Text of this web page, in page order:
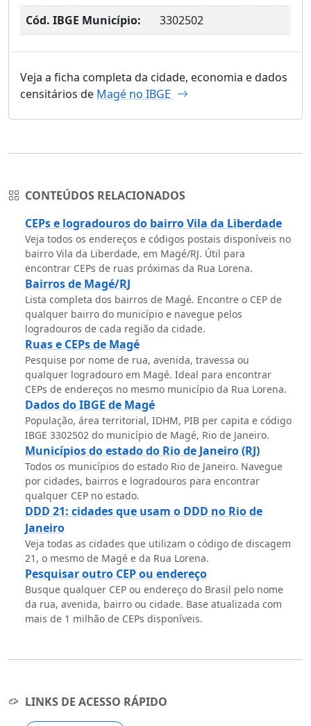
Cód. IBGE Município: 3302502
Veja a ficha completa da cidade, economia e dados
censitários de Magé no IBGE
CONTEÚDOS RELACIONADOS
CEPs e logradouros do bairro Vila da Liberdade
Veja todos os endereços e códigos postais disponíveis no
bairro Vila da Liberdade, em Magé/RJ. Útil para
encontrar CEPs de ruas próximas da Rua Lorena.
Bairros de Magé/RJ
Lista completa dos bairros de Magé. Encontre o CEP de
qualquer bairro do município e navegue pelos
logradouros de cada região da cidade.
Ruas e CEPs de Magé
Pesquise por nome de rua, avenida, travessa ou
qualquer logradouro em Magé. Ideal para encontrar
CEPs de endereços no mesmo município da Rua Lorena.
Dados do IBGE de Magé
População, área territorial, IDHM, PIB per capita e código
IBGE 3302502 do município de Magé, Rio de Janeiro.
Municípios do estado do Rio de Janeiro (RJ)
Todos os municípios do estado Rio de Janeiro. Navegue
por cidades, bairros e logradouros para encontrar
qualquer CEP no estado.
DDD 21: cidades que usam o DDD no Rio de
Janeiro
Veja todas as cidades que utilizam o código de discagem
21, o mesmo de Magé e da Rua Lorena.
Pesquisar outro CEP ou endereço
Busque qualquer CEP ou endereço do Brasil pelo nome
da rua, avenida, bairro ou cidade. Base atualizada com
mais de 1 milhão de CEPs disponíveis.
LINKS DE ACESSO RÁPIDO